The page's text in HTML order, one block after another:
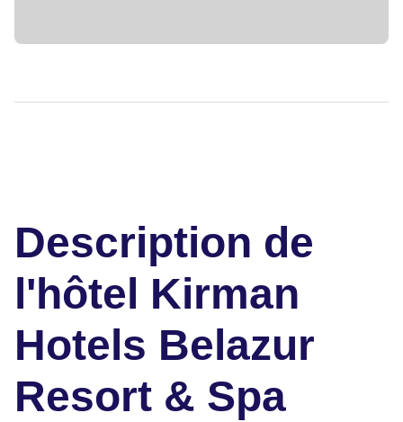
Description de
l'hôtel Kirman
Hotels Belazur
Resort & Spa